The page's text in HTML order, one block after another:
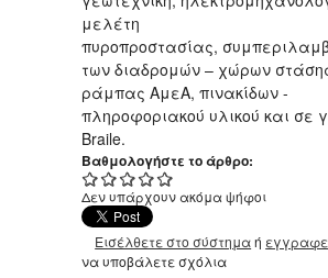
μελέτη
πυροπροστασίας,
των διαδρομών – χώρων
ράμπας ΑμεΑ, πινακίδων -
πληροφοριακού υλικού και σε
Βraile.
Βαθμολογήστε το άρθρο:
Δεν υπάρχουν ακόμα ψήφοι
Εισέλθετε στο σύστημαή
να υποβάλετε σχόλια